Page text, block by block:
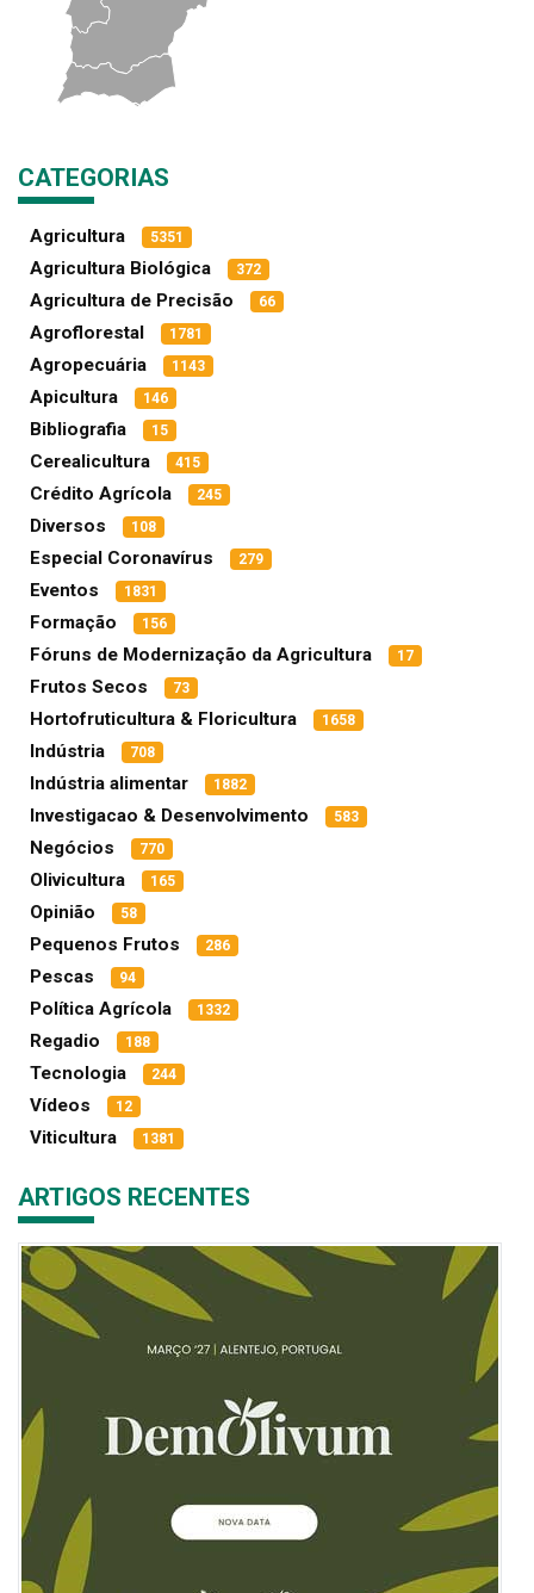
CATEGORIAS
Agricultura 5351
Agricultura Biológica 372
Agricultura de Precisão 66
Agroflorestal 1781
Agropecuária 1143
Apicultura 146
Bibliografia 15
Cerealicultura 415
Crédito Agrícola 245
Diversos 108
Especial Coronavírus 279
Eventos 1831
Formação 156
Fóruns de Modernização da Agricultura 17
Frutos Secos 73
Hortofruticultura & Floricultura 1658
Indústria 708
Indústria alimentar 1882
Investigacao & Desenvolvimento 583
Negócios 770
Olivicultura 165
Opinião 58
Pequenos Frutos 286
Pescas 94
Política Agrícola 1332
Regadio 188
Tecnologia 244
Vídeos 12
Viticultura 1381
ARTIGOS RECENTES